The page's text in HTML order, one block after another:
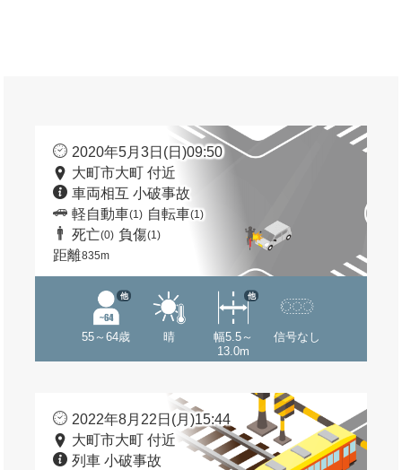
2020年5月3日(日)09:50
大町市大町 付近
車両相互 小破事故
軽自動車(1) 自転車(1)
死亡(0) 負傷(1)
距離835m
55～64歳
他
晴
幅5.5～
13.0m
他
信号なし
2022年8月22日(月)15:44
大町市大町 付近
列車 小破事故